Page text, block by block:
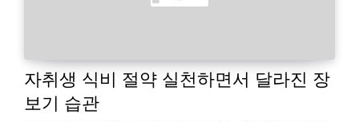
자취생 식비 절약 실천하면서 달라진 장
보기 습관